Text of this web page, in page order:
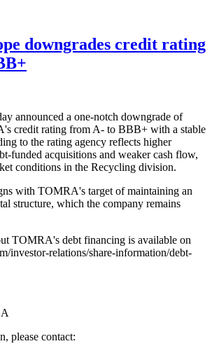
downgrades credit rating
announced a one-notch downgrade of
credit rating from A- to BBB+ with a stable
to the rating agency reflects higher
funded acquisitions and weaker cash flow,
conditions in the Recycling division.
with TOMRA's target of maintaining an
structure, which the company remains
TOMRA's debt financing is available on
investor-relations/share-information/debt-
please contact: